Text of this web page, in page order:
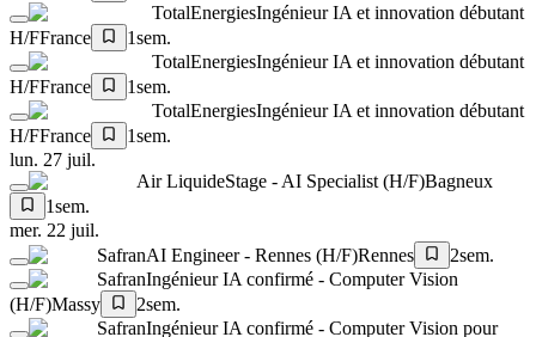
TotalEnergiesIngénieur IA et innovation débutant
H/FFrance
1sem.
TotalEnergiesIngénieur IA et innovation débutant
H/FFrance
1sem.
TotalEnergiesIngénieur IA et innovation débutant
H/FFrance
1sem.
lun. 27 juil.
Air LiquideStage - AI Specialist (H/F)Bagneux
1sem.
mer. 22 juil.
SafranAI Engineer - Rennes (H/F)Rennes
2sem.
SafranIngénieur IA confirmé - Computer Vision
(H/F)Massy
2sem.
SafranIngénieur IA confirmé - Computer Vision pour